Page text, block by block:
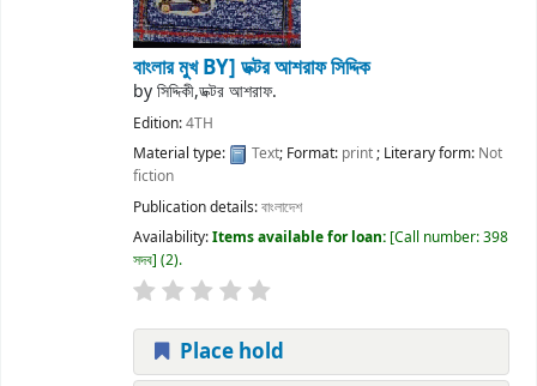
বাংলার মুখBY] ডক্টর আশরাফ সিদ্দিক
byসিদ্দিকী,ডক্টর আশরাফ.
Edition:4TH
Material type:
Text; Format: print; Literary form: Not
fiction
Publication details:বাংলাদেশ
Availability:Items available for loan: Call number:398
সদব (2).
Place hold